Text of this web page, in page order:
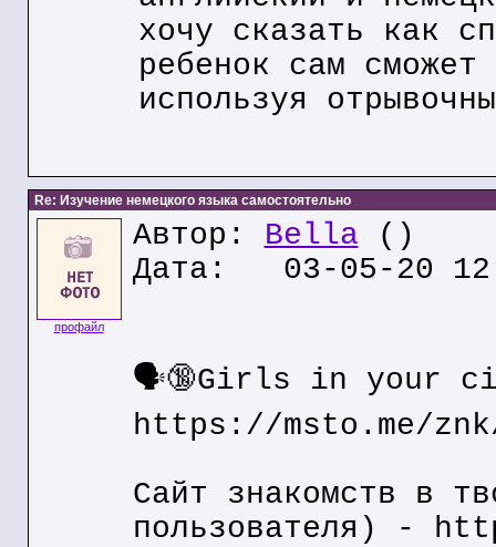
хочу сказать как
ребенок сам
используя
Re: Изучение немецкого языка самостоятельно
профайл
Автор: Bella ()
Дата: 03-05-20
🗣🔞Girls in your
https://msto.me/
Сайт знакомств в
пользователя) -